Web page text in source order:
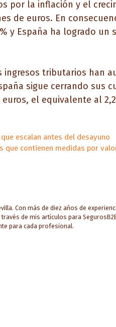
​​por la inflación y el
de euros. En
y España ha logrado un
tributarios han
sigue cerrando sus
el equivalente al
escalan antes del desayuno
que contienen medidas por
Con más de diez años de
de mis artículos para
para cada profesional.